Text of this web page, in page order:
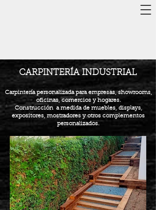
CARPINTERÍA INDUSTRIAL
Carpintería personalizada para empresas,showrooms,
oficinas, comercios y hogares.
Construcción a medida de muebles, displays,
expositores, mostradores y otros complementos
personalizados.